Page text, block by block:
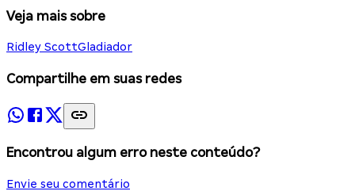
Veja mais sobre
Ridley ScottGladiador
Compartilhe em suas redes
Encontrou algum erro neste conteúdo?
Envie seu comentário